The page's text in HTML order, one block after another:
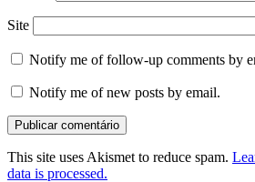
Site
Notify me of follow-up comments by
Notify me of new posts by email.
This site uses Akismet to reduce spam.
data is processed.